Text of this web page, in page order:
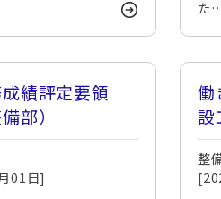
た
績評定要領
部）
01日]
働
設
整